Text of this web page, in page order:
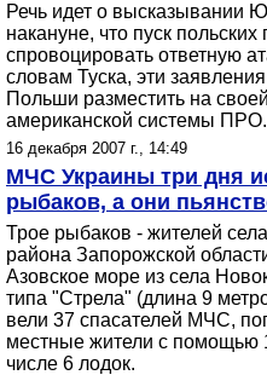
Речь идет о высказывании
накануне, что пуск
спровоцировать ответную
словам Туска, эти
Польши разместить на
американской системы ПРО.
16 декабря 2007 г., 14:49
МЧС Украины три дня
рыбаков, а они
Трое рыбаков - жителей
района Запорожской
Азовское море из села
типа "Стрела" (длина 9
вели 37 спасателей МЧС,
местные жители с помощью
числе 6 лодок.